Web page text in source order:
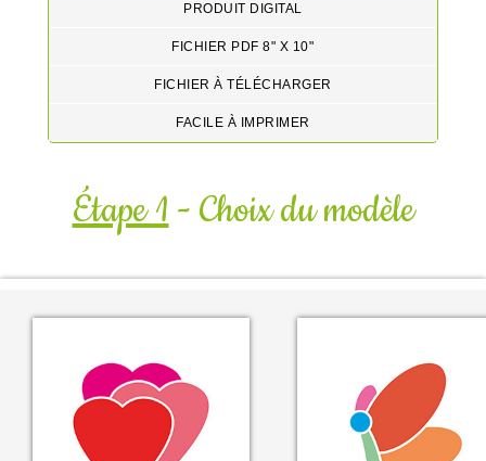
PRODUIT DIGITAL
FICHIER PDF 8" X 10"
FICHIER À TÉLÉCHARGER
FACILE À IMPRIMER
Étape 1- Choix du modèle